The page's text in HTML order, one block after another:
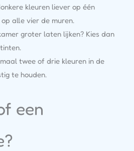
kleuren liever op één
alle vier de muren.
groter laten lijken? Kies dan
twee of drie kleuren in de
te houden.
een